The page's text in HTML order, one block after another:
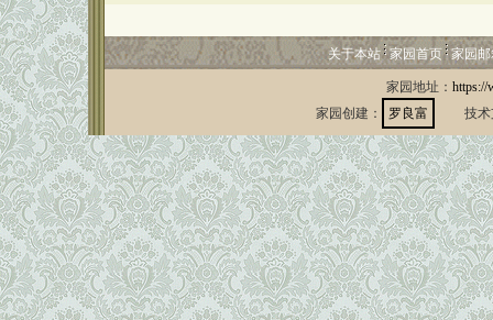
关于本站 家园首页 家园
家园地址： https://
家园创建：
罗良富 技术